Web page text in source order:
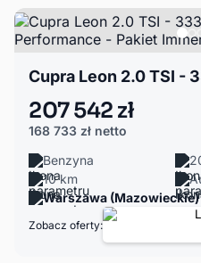
207 542 zł
168 733 zł netto
Benzyna
10 km
Warszawa (Mazowieckie)
Zobacz oferty: